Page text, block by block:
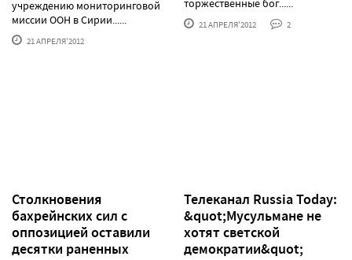
учреждению мониторинговой
миссии ООН в Сирии......
21 АПРЕЛЯ'2012
21 АПРЕЛЯ'2012 2
Столкновения
бахрейнских сил с
оппозицией оставили
десятки раненных
Телеканал Russia Today:
&quot;Мусульмане не
хотят светской
демократии&quot;